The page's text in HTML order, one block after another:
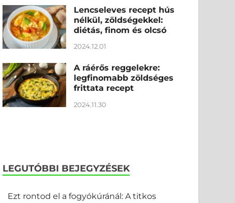
Lencseleves recept hús
nélkül, zöldségekkel:
diétás, finom és olcsó
2024.12.01
A ráérős reggelekre:
legfinomabb zöldséges
frittata recept
2024.11.30
LEGUTÓBBI BEJEGYZÉSEK
Ezt rontod el a fogyókúránál: A titkos